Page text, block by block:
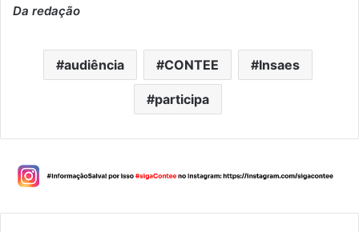
Da redação
audiência CONTEE Insaes
participa